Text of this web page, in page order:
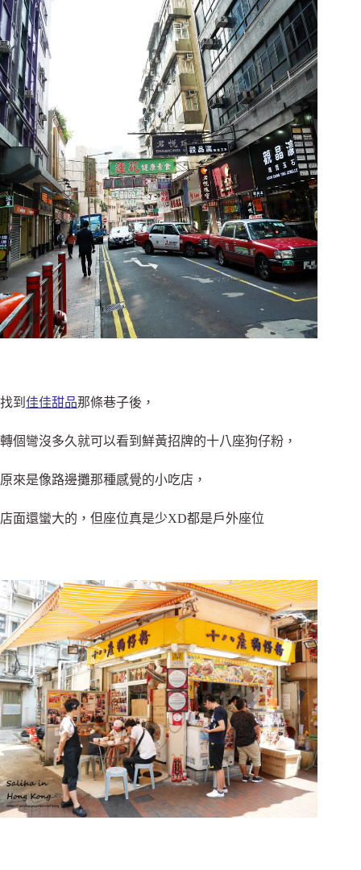
找到 佳佳甜品那條巷子後，
轉個彎沒多久就可以看到鮮黃招牌的十八座狗仔粉，
原來是像路邊攤那種感覺的小吃店，
店面還蠻大的，但座位真是少XD都是戶外座位